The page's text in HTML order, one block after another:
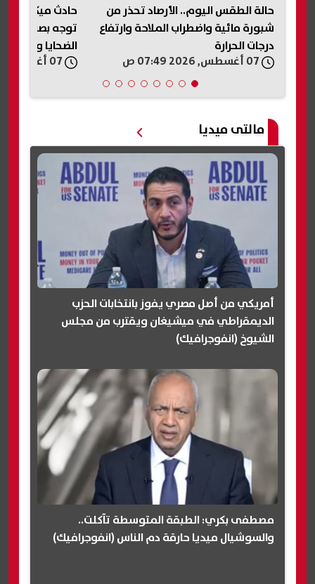
حالة الطقس اليوم.. الأرصاد تحذر من
شبورة مائية واضطراب الملاحة وارتفاع
درجات الحرارة
حادث ميكروباص
توجه بصرف
الضحايا
مالتى ميديا
أمريكي من أصل مصري يفوز بانتخابات الحزب
الديمقراطي في ميشيغان ويقترب من مجلس
الشيوخ (انفوجرافيك)
مصطفى بكري: الطبقة المتوسطة تآكلت..
والسوشيال ميديا حارقة دم الناس (انفوجرافيك)